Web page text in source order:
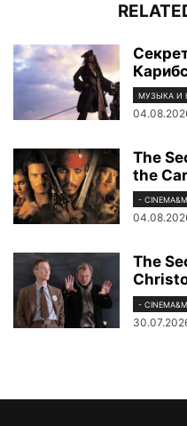
МУЗЫКА И
The
the
-
The
-